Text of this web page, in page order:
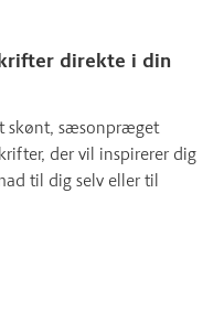
direkte i din
skønt, sæsonpræget
der vil inspirerer dig
til dig selv eller til